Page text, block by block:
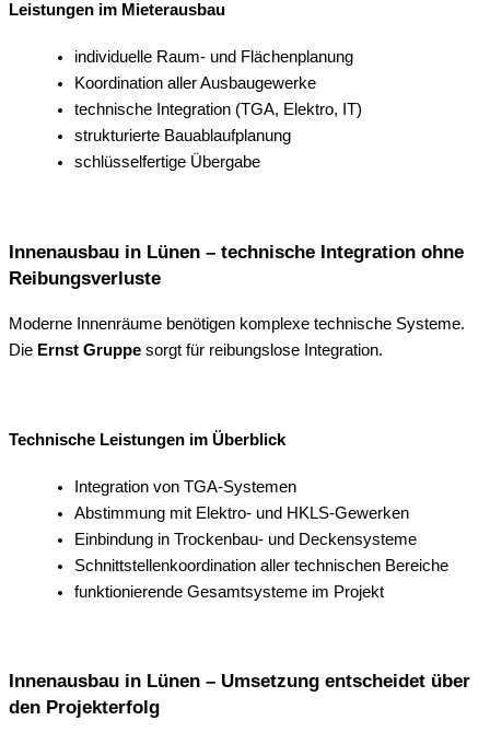
Leistungen im Mieterausbau
individuelle Raum- und Flächenplanung
Koordination aller Ausbaugewerke
technische Integration (TGA, Elektro, IT)
strukturierte Bauablaufplanung
schlüsselfertige Übergabe
Innenausbau in Lünen – technische Integration ohne
Reibungsverluste
Moderne Innenräume benötigen komplexe technische Systeme.
Die Ernst Gruppe sorgt für reibungslose Integration.
Technische Leistungen im Überblick
Integration von TGA-Systemen
Abstimmung mit Elektro- und HKLS-Gewerken
Einbindung in Trockenbau- und Deckensysteme
Schnittstellenkoordination aller technischen Bereiche
funktionierende Gesamtsysteme im Projekt
Innenausbau in Lünen – Umsetzung entscheidet über
den Projekterfolg